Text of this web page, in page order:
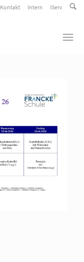
Kontakt Intern IServ